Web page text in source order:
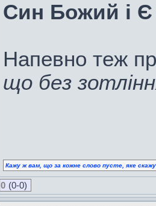
Син Божий і
Напевно теж
що без
Кажу ж вам, що за кожне слово пусте, яке
0 (0-0)